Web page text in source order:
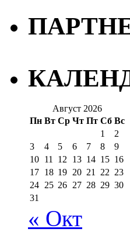
Август 2026
Пн Вт Ср Чт Пт Сб Вс
1
2
3
4 5 6 7 8
9
10 11 12 13 14 15 16
17 18 19 20 21 22 23
24 25 26 27 28 29 30
31
« Окт